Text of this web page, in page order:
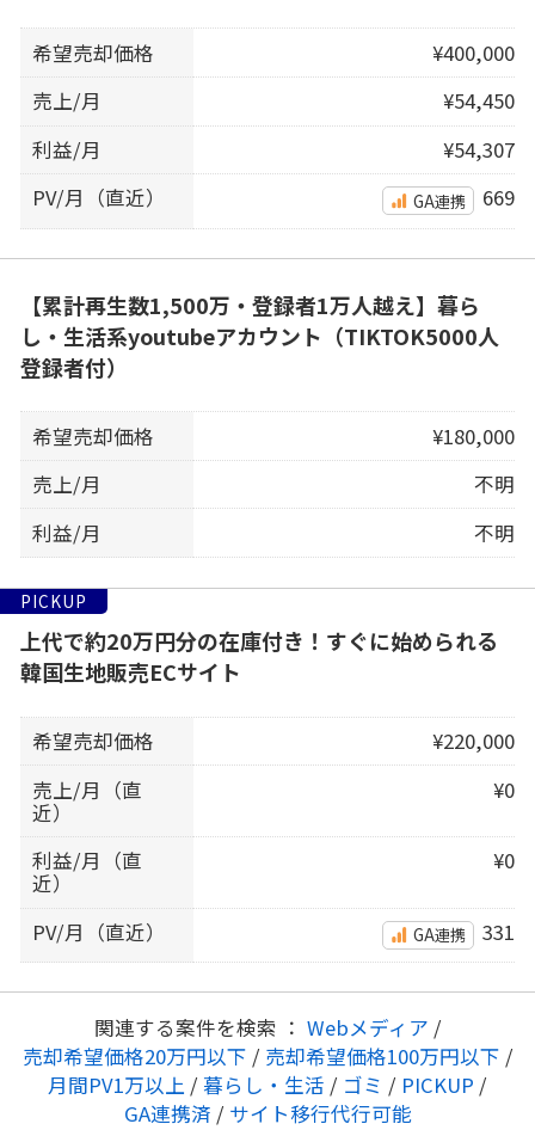
希望売却価格
¥400,000
売上/月
¥54,450
利益/月
¥54,307
PV/月（直近）
GA連携 669
【累計再生数1,500万・登録者1万人越え】暮ら
し・生活系youtubeアカウント（TIKTOK5000人
登録者付）
希望売却価格
¥180,000
売上/月
不明
利益/月
不明
PICKUP
上代で約20万円分の在庫付き！すぐに始められる
韓国生地販売ECサイト
希望売却価格
¥220,000
売上/月（直
近）
¥0
利益/月（直
近）
¥0
PV/月（直近） GA連携 331
関連する案件を検索 ： Webメディア /
売却希望価格20万円以下 / 売却希望価格100万円以下 /
月間PV1万以上 / 暮らし・生活 / ゴミ / PICKUP /
GA連携済 / サイト移行代行可能